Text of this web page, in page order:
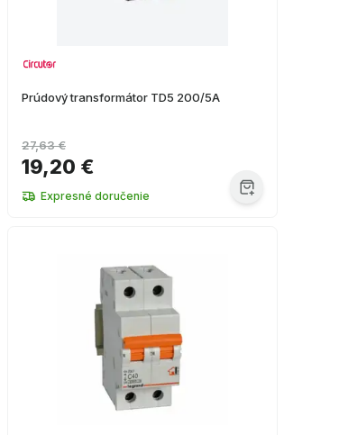
Prúdový transformátor TD5 200/5A
19,20 €
27,63 €
Expresné doručenie